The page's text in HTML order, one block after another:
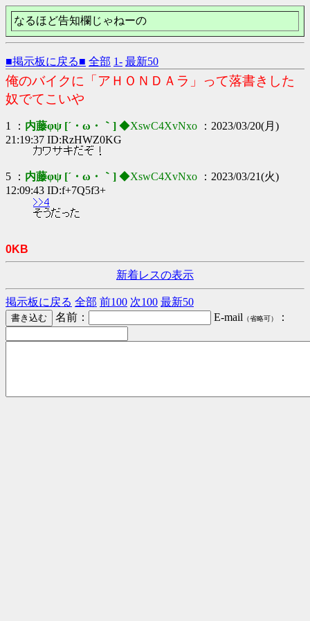
なるほど告知欄じゃねーの
■掲示板に戻る■ 全部 1- 最新50
俺のバイクに「アＨＯＮＤＡラ」って落書きした
奴でてこいや
1 ： 内藤φψ [´・ω・｀] ◆XswC4XvNxo
：2023/03/20(月)
21:19:37 ID:RzHWZ0KG
カワサキだぞ！
5 ： 内藤φψ [´・ω・｀] ◆XswC4XvNxo
：2023/03/21(火)
12:09:43 ID:f+7Q5f3+
>>4
そうだった
0KB
新着レスの表示
掲示板に戻る 全部 前100 次100 最新50
名前：
E-mail （省略可） ：